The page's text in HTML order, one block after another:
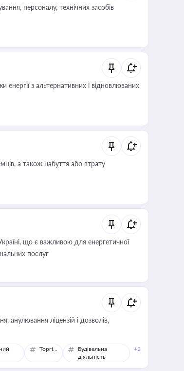
персоналу, технічних засобів
з альтернативних і відновлюваних
а також набуття або втрату
що є важливою для енергетичної
послуг
анулювання ліцензій і дозволів,
Торгівля
Будівельна
діяльність
+2